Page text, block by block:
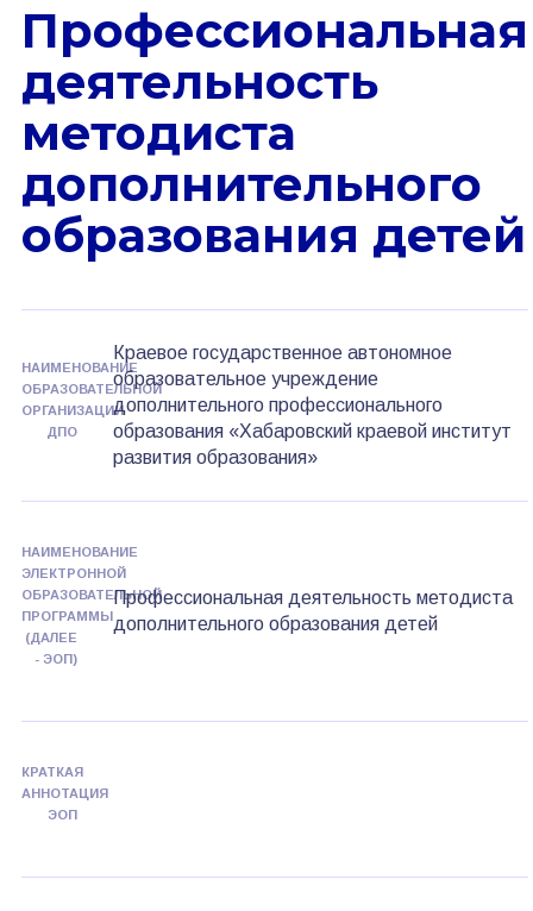
Профессиональная
деятельность
методиста
дополнительного
образования детей
НАИМЕНОВАНИЕ
ОБРАЗОВАТЕЛЬНОЙ
ОРГАНИЗАЦИИ
ДПО
Краевое государственное автономное
образовательное учреждение
дополнительного профессионального
образования «Хабаровский краевой институт
развития образования»
НАИМЕНОВАНИЕ
ЭЛЕКТРОННОЙ
ОБРАЗОВАТЕЛЬНОЙ
ПРОГРАММЫ
(ДАЛЕЕ
- ЭОП)
Профессиональная деятельность методиста
дополнительного образования детей
КРАТКАЯ
АННОТАЦИЯ
ЭОП